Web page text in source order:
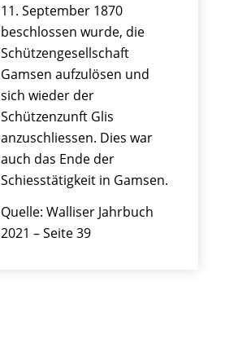
11. September 1870
beschlossen wurde, die
Schützengesellschaft
Gamsen aufzulösen und
sich wieder der
Schützenzunft Glis
anzuschliessen. Dies war
auch das Ende der
Schiesstätigkeit in Gamsen.
Quelle: Walliser Jahrbuch
2021 – Seite 39